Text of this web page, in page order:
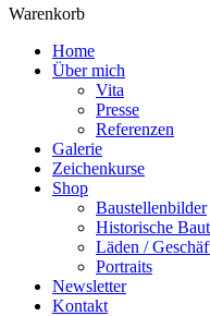
Warenkorb
Home
Über mich
Vita
Presse
Referenzen
Galerie
Zeichenkurse
Shop
Baustellenbilder
Historische
Läden /
Portraits
Newsletter
Kontakt